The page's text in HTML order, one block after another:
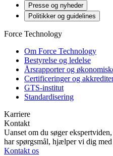
Presse og nyheder
Politikker og guidelines
Force Technology
Om Force Technology
Bestyrelse og ledelse
Årsrapporter og
Certificeringer og
GTS-institut
Standardisering
Karriere
Kontakt
Uanset om du søger
har spørgsmål, hjælper vi dig
Kontakt os